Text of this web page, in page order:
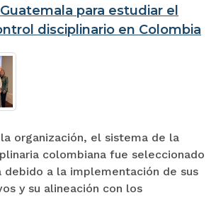
para estudiar el
disciplinario en Colombia
organización, el sistema de la
colombiana fue seleccionado
debido a la implementación de sus
y su alineación con los